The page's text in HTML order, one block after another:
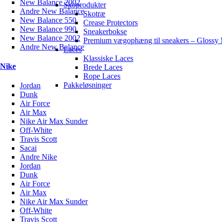
New Balance 2002
Andre New Balance
New Balance 550
New Balance 990
New Balance 2002
Andre New Balance
Nike
Jordan
Dunk
Air Force
Air Max
Nike Air Max Sunder
Off-White
Travis Scott
Sacai
Andre Nike
Jordan
Dunk
Air Force
Air Max
Nike Air Max Sunder
Off-White
Travis Scott
Skoprodukter
Skotræ
Crease Protectors
Sneakerbokse
Premium vægophæng til sneakers – Glossy
Laces
Klassiske Laces
Brede Laces
Rope Laces
Pakkeløsninger